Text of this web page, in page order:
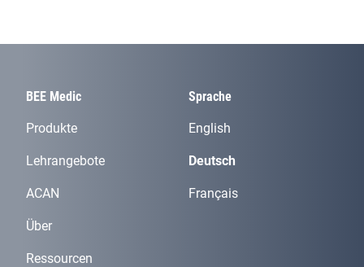
BEE Medic
Produkte
Lehrangebote
ACAN
Über
Ressourcen
Sprache
English
Deutsch
Français